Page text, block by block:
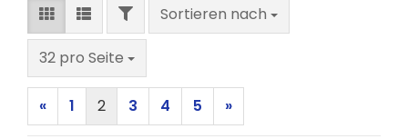
FILTERSortieren nach
Sortieren nach
32 pro Seite
pro Seite
« 1 2 3 4 5 »